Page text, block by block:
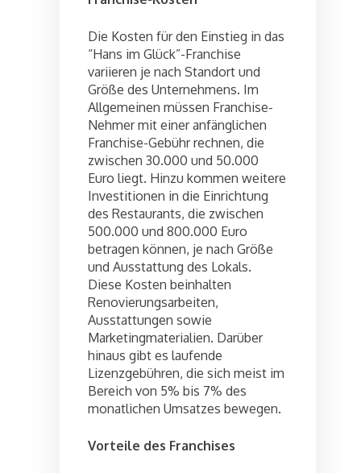
Die Kosten für den Einstieg in das
“Hans im Glück”-Franchise
variieren je nach Standort und
Größe des Unternehmens. Im
Allgemeinen müssen Franchise-
Nehmer mit einer anfänglichen
Franchise-Gebühr rechnen, die
zwischen 30.000 und 50.000
Euro liegt. Hinzu kommen weitere
Investitionen in die Einrichtung
des Restaurants, die zwischen
500.000 und 800.000 Euro
betragen können, je nach Größe
und Ausstattung des Lokals.
Diese Kosten beinhalten
Renovierungsarbeiten,
Ausstattungen sowie
Marketingmaterialien. Darüber
hinaus gibt es laufende
Lizenzgebühren, die sich meist im
Bereich von 5% bis 7% des
monatlichen Umsatzes bewegen.
Vorteile des Franchises